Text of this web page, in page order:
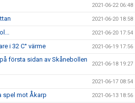
2021-06-22 06:48
2021-06-20 18:58
2021-06-20 17:54
i 32 C° värme 2021-06-19 17:56
första sidan av Skånebollen
2021-06-18 19:27
2021-06-17 08:54
spel mot Åkarp 2021-06-13 18:56